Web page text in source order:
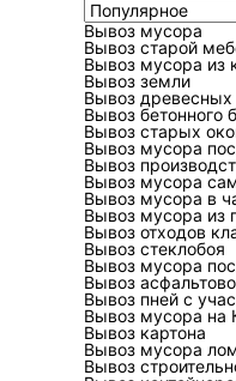
Вывоз мусора
Вывоз старой
Вывоз мусора из
Вывоз земли
Вывоз древесных
Вывоз бетонного
Вывоз старых
Вывоз мусора
Вывоз
Вывоз мусора
Вывоз мусора в
Вывоз мусора из
Вывоз отходов
Вывоз стеклобоя
Вывоз мусора
Вывоз
Вывоз пней с
Вывоз мусора на
Вывоз картона
Вывоз мусора
Вывоз